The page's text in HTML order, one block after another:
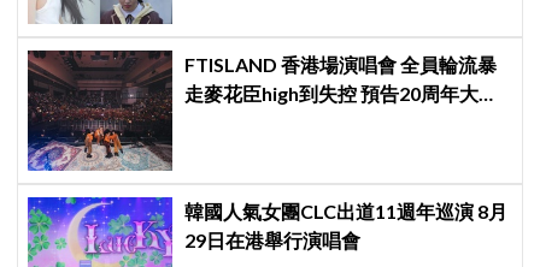
FTISLAND 香港場演唱會 全員輪流暴
走麥花臣high到失控 預告20周年大計
韓國人氣女團CLC出道11週年巡演 8月
29日在港舉行演唱會